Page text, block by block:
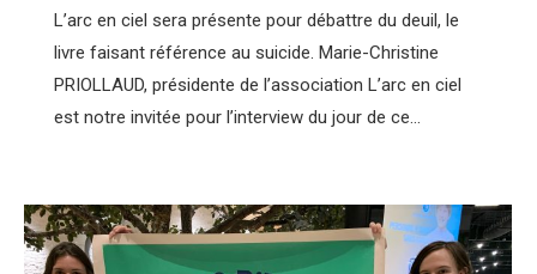
L’arc en ciel sera présente pour débattre du deuil, le
livre faisant référence au suicide. Marie-Christine
PRIOLLAUD, présidente de l’association L’arc en ciel
est notre invitée pour l’interview du jour de ce…